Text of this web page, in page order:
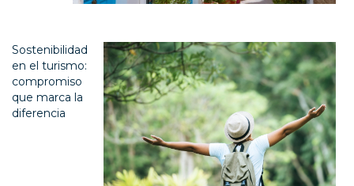
Sostenibilidad
en el turismo:
compromiso
que marca la
diferencia